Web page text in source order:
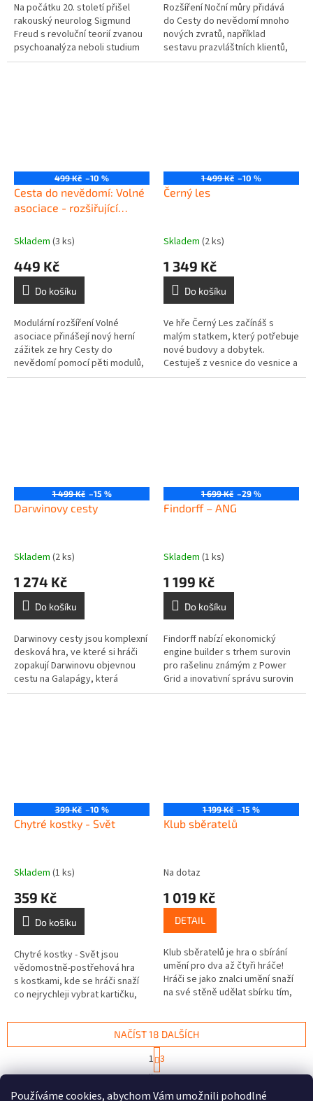
Používáme cookies, abychom Vám umožnili pohodlné
Na počátku 20. století přišel
rakouský neurolog Sigmund
Freud s revoluční teorií zvanou
psychoanalýza neboli studium
nevědomé mysli. Teorie se
Rozšíření Noční můry přidává
do Cesty do nevědomí mnoho
nových zvratů, například
sestavu prazvláštních klientů,
pojednání mrtvých, a
499 Kč –10 %
Cesta do nevědomí: Volné
asociace - rozšiřující
Skladem (3 ks)
449 Kč
Do košíku
Modulární rozšíření Volné
asociace přinášejí nový herní
zážitek ze hry Cesty do
nevědomí pomocí pěti modulů,
které smíte libovolně
1 499 Kč –10 %
Černý les
Skladem (2 ks)
1 349 Kč
Do košíku
Ve hře Černý Les začínáš s
malým statkem, který potřebuje
nové budovy a dobytek.
Cestuješ z vesnice do vesnice a
hledáš pomoc u mistrů
1 499 Kč –15 %
Darwinovy cesty
Skladem (2 ks)
1 274 Kč
Do košíku
Darwinovy cesty jsou komplexní
desková hra, ve které si hráči
zopakují Darwinovu objevnou
cestu na Galapágy, která
významně přispěla k formulaci
1 699 Kč –29 %
Findorff – ANG
Skladem (1 ks)
1 199 Kč
Do košíku
Findorff nabízí ekonomický
engine builder s trhem surovin
pro rašelinu známým z Power
Grid a inovativní správu surovin
potřebnou při stavbě
399 Kč –10 %
Chytré kostky - Svět
Skladem (1 ks)
359 Kč
Do košíku
Chytré kostky - Svět jsou
vědomostně-postřehová hra
s kostkami, kde se hráči snaží
co nejrychleji vybrat kartičku,
hozeným...
1 199 Kč –15 %
Klub sběratelů
Na dotaz
1 019 Kč
DETAIL
Klub sběratelů je hra o sbírání
umění pro dva až čtyři hráče!
Hráči se jako znalci umění snaží
na své stěně udělat sbírku tím,
V...
O
NAČÍST 18 DALŠÍCH
S
t
r
á
1 3
39položek celkem
NAHORU